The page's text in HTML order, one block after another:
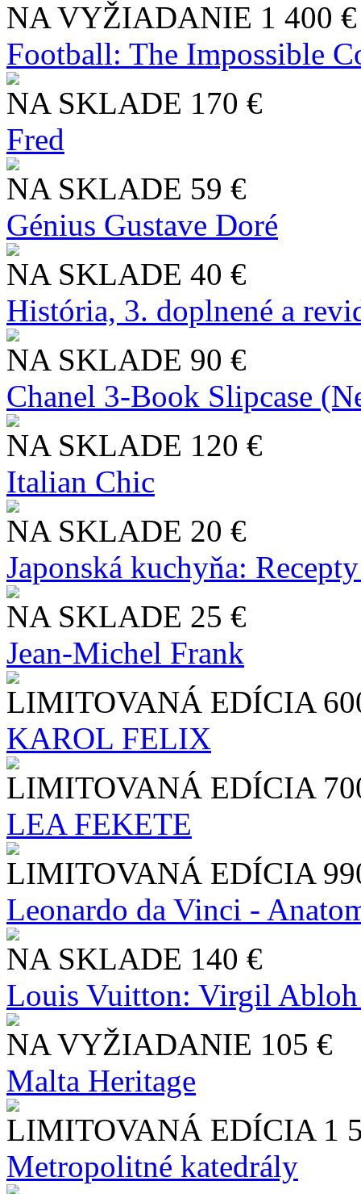
NA VYŽIADANIE 1 400 €
Football: The Impossible
NA SKLADE 170 €
Fred
NA SKLADE 59 €
Génius Gustave Doré
NA SKLADE 40 €
História, 3. doplnené a
NA SKLADE 90 €
Chanel 3-Book Slipcase
NA SKLADE 120 €
Italian Chic
NA SKLADE 20 €
Japonská kuchyňa:
NA SKLADE 25 €
Jean-Michel Frank
LIMITOVANÁ EDÍCIA
KAROL FELIX
LIMITOVANÁ EDÍCIA
LEA FEKETE
LIMITOVANÁ EDÍCIA
Leonardo da Vinci -
NA SKLADE 140 €
Louis Vuitton: Virgil
NA VYŽIADANIE 105 €
Malta Heritage
LIMITOVANÁ EDÍCIA 1
Metropolitné katedrály